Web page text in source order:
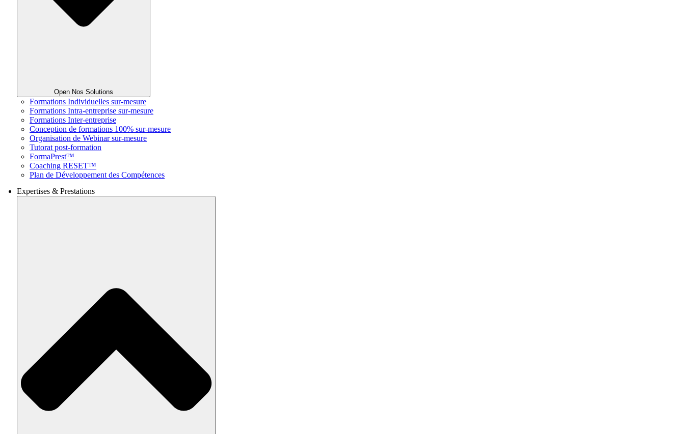
Open Nos Solutions
Formations Individuelles sur-mesure
Formations Intra-entreprise sur-mesure
Formations Inter-entreprise
Conception de formations 100% sur-mesure
Organisation de Webinar sur-mesure
Tutorat post-formation
FormaPrest™
Coaching RESET™
Plan de Développement des Compétences
Expertises & Prestations